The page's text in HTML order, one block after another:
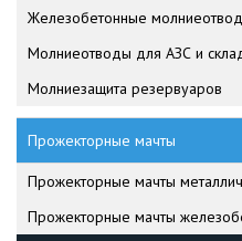
Железобетонные
Молниеотводы для АЗС и
Молниезащита резервуаров
Прожекторные мачты
Прожекторные мачты
Прожекторные мачты